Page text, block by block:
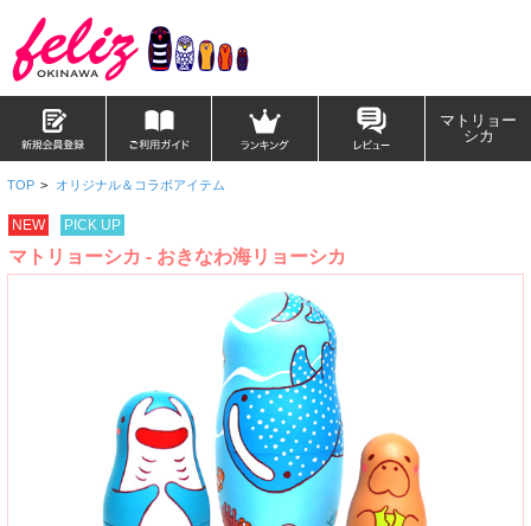
マトリョー
シカ
TOP > オリジナル＆コラボアイテム
NEW PICK UP
マトリョーシカ - おきなわ海リョーシカ